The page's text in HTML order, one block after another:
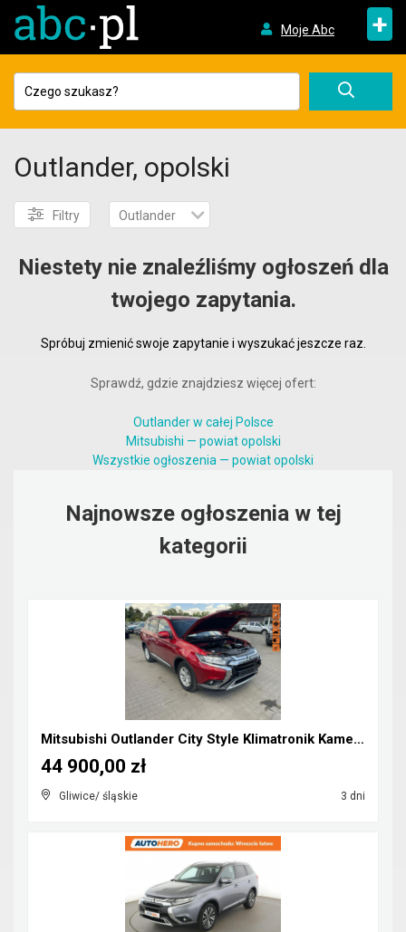
Moje Abc +
Outlander, opolski
Filtry Outlander
Niestety nie znaleźliśmy ogłoszeń dla
twojego zapytania.
Spróbuj zmienić swoje zapytanie i wyszukać jeszcze raz.
Sprawdź, gdzie znajdziesz więcej ofert:
Outlander w całej Polsce
Mitsubishi — powiat opolski
Wszystkie ogłoszenia — powiat opolski
Najnowsze ogłoszenia w tej
kategorii
Mitsubishi Outlander City Style Klimatronik Kamera...
Gliwice/ śląskie 3 dni
44 900,00 zł